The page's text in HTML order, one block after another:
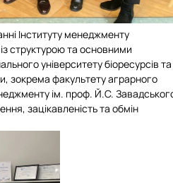
Інституту менеджменту
структурою та основними
університету біоресурсів та
зокрема факультету аграрного
ім. проф. Й.С.
зацікавленість та обмін